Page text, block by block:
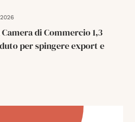
di Commercio 1,3
per spingere export e